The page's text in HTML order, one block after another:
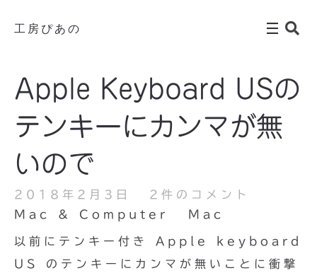
工房ぴあの
Apple Keyboard USの
テンキーにカンマが無
いので
2018年2月3日
2件のコメント
Mac & Computer
Mac
以前にテンキー付き Apple keyboard
US のテンキーにカンマが無いことに衝撃